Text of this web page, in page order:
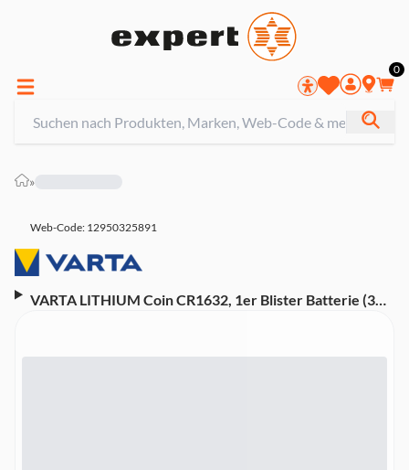
0
»
Web-Code: 12950325891
VARTA LITHIUM Coin CR1632, 1er Blister Batterie (3